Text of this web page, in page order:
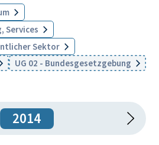
Services
Sektor
UG 02 - Bundesgesetzgebung
2014